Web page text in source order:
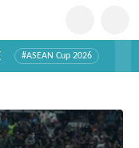
#ASEAN Cup 2026